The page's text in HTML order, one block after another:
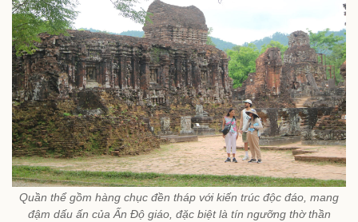
Quần thể gồm hàng chục đền tháp với kiến trúc độc đáo, mang
đậm dấu ấn của Ấn Độ giáo, đặc biệt là tín ngưỡng thờ thần